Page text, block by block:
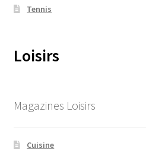
Tennis
Loisirs
Magazines Loisirs
Cuisine